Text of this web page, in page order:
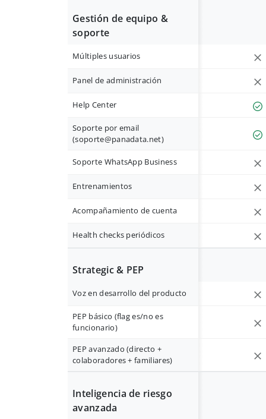
Gestión de equipo &
soporte
Múltiples usuarios
Panel de administración
Help Center
Soporte por email
(soporte@panadata.net)
Soporte WhatsApp Business
Entrenamientos
Acompañamiento de cuenta
Health checks periódicos
Strategic & PEP
Voz en desarrollo del producto
PEP básico (flag es/no es
funcionario)
PEP avanzado (directo +
colaboradores + familiares)
Inteligencia de riesgo
avanzada